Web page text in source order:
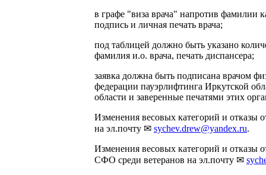
в графе "виза врача" напротив фамилии
подпись и личная печать врача;
под таблицей должно быть указано
фамилия и.о. врача, печать диспансера;
заявка должна быть подписана врачом
федерации пауэрлифтинга Иркутской
области и заверенные печатями этих
Изменения весовых категорий и отказы
на эл.почту ✉ sychev.drew@yandex.ru.
Изменения весовых категорий и отказы
СФО среди ветеранов на эл.почту ✉